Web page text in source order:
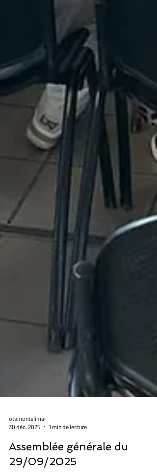
1 min de lecture
Assemblée générale du